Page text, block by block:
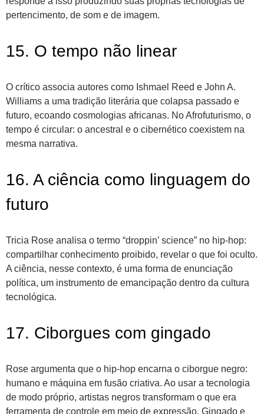
pertencimento, de som e de imagem.
15. O tempo não linear
O crítico associa autores como Ishmael Reed e John A.
Williams a uma tradição literária que colapsa passado e
futuro, ecoando cosmologias africanas. No Afrofuturismo, o
tempo é circular: o ancestral e o cibernético coexistem na
mesma narrativa.
16. A ciência como linguagem do
futuro
Tricia Rose analisa o termo “droppin’ science” no hip-hop:
compartilhar conhecimento proibido, revelar o que foi oculto.
A ciência, nesse contexto, é uma forma de enunciação
política, um instrumento de emancipação dentro da cultura
tecnológica.
17. Ciborgues com gingado
Rose argumenta que o hip-hop encarna o ciborgue negro:
humano e máquina em fusão criativa. Ao usar a tecnologia
de modo próprio, artistas negros transformam o que era
ferramenta de controle em meio de expressão. Gingado e